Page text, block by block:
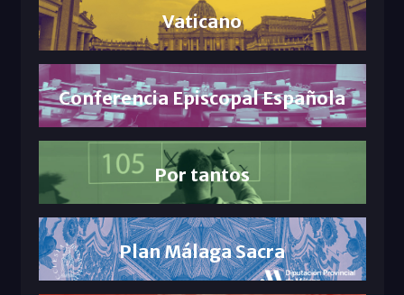
Vaticano
Conferencia Episcopal Española
Por tantos
Plan Málaga Sacra